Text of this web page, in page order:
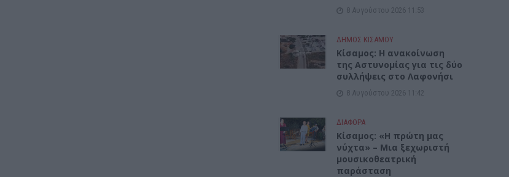
8 Αυγούστου 2026 11:53
ΔΉΜΟΣ ΚΙΣΆΜΟΥ
Κίσαμος: Η ανακοίνωση
της Αστυνομίας για τις δύο
συλλήψεις στο Λαφονήσι
8 Αυγούστου 2026 11:42
ΔΙΆΦΟΡΑ
Κίσαμος: «Η πρώτη μας
νύχτα» – Μια ξεχωριστή
μουσικοθεατρική
παράσταση